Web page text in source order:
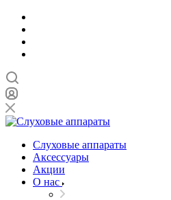
Слуховые аппараты
Аксессуары
Акции
О нас